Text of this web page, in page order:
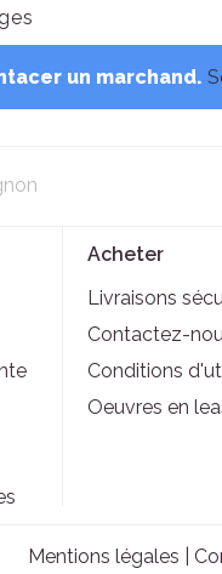
un marchand.
Acheter
Livraisons
Contactez-
Conditions
Oeuvres en
Mentions légales